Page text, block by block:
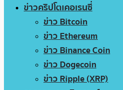
ข่าวคริปโตเคอเรนซี่
ข่าว Bitcoin
ข่าว Ethereum
ข่าว Binance Coin
ข่าว Dogecoin
ข่าว Ripple (XRP)